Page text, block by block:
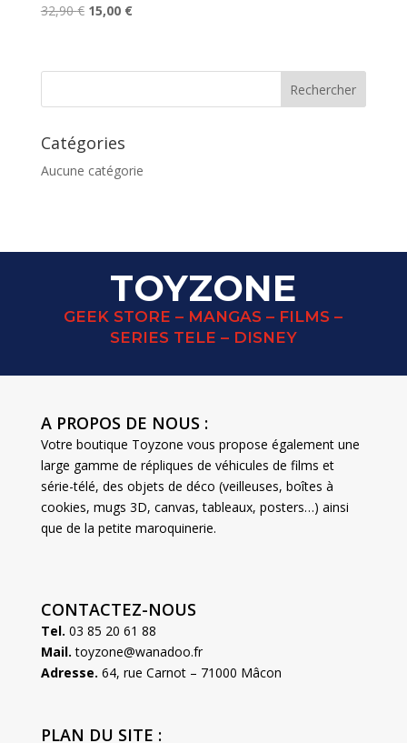
32,90€ Le
était :
15,00 €Le
est :
Catégories
Aucune catégorie
TOYZONE
GEEK STORE – MANGAS – FILMS –
SERIES TELE – DISNEY
A PROPOS DE NOUS :
Votre boutique Toyzone vous propose également une
large gamme de répliques de véhicules de films et
série-télé, des objets de déco (veilleuses, boîtes à
cookies, mugs 3D, canvas, tableaux, posters…) ainsi
que de la petite maroquinerie.
CONTACTEZ-NOUS
Tel. 03 85 20 61 88
Mail. toyzone@wanadoo.fr
Adresse. 64, rue Carnot – 71000 Mâcon
PLAN DU SITE :